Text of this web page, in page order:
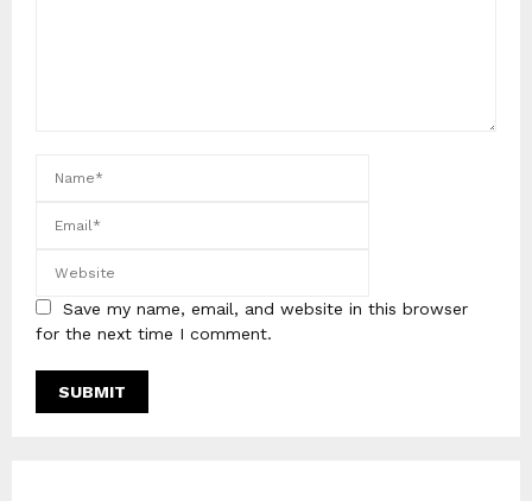
Save my name, email, and website in this browser
for the next time I comment.